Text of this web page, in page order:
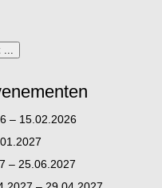
...
– 15.02.2026
– 25.06.2027